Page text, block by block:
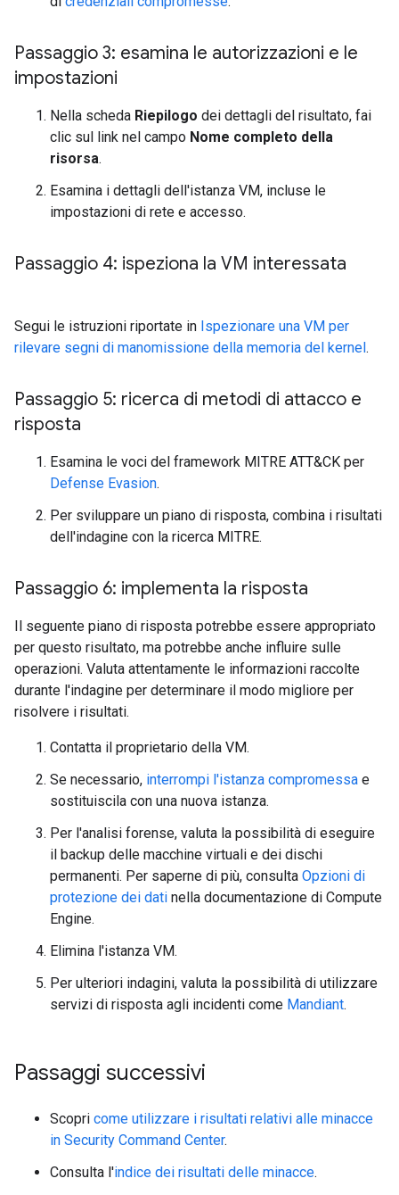
Passaggio 3: esamina le autorizzazioni e le
impostazioni
Nella scheda Riepilogo dei dettagli del risultato, fai
clic sul link nel campo Nome completo della
risorsa.
Esamina i dettagli dell'istanza VM, incluse le
impostazioni di rete e accesso.
Passaggio 4: ispeziona la VM interessata
Segui le istruzioni riportate in Ispezionare una VM per
rilevare segni di manomissione della memoria del kernel.
Passaggio 5: ricerca di metodi di attacco e
risposta
Esamina le voci del framework MITRE ATT&CK per
Defense Evasion.
Per sviluppare un piano di risposta, combina i risultati
dell'indagine con la ricerca MITRE.
Passaggio 6: implementa la risposta
Il seguente piano di risposta potrebbe essere appropriato
per questo risultato, ma potrebbe anche influire sulle
operazioni. Valuta attentamente le informazioni raccolte
durante l'indagine per determinare il modo migliore per
risolvere i risultati.
Contatta il proprietario della VM.
Se necessario, interrompi l'istanza compromessa e
sostituiscila con una nuova istanza.
Per l'analisi forense, valuta la possibilità di eseguire
il backup delle macchine virtuali e dei dischi
permanenti. Per saperne di più, consulta Opzioni di
protezione dei dati nella documentazione di Compute
Engine.
Elimina l'istanza VM.
Per ulteriori indagini, valuta la possibilità di utilizzare
servizi di risposta agli incidenti come Mandiant.
Passaggi successivi
Scopri come utilizzare i risultati relativi alle minacce
in Security Command Center.
Consulta l'indice dei risultati delle minacce.